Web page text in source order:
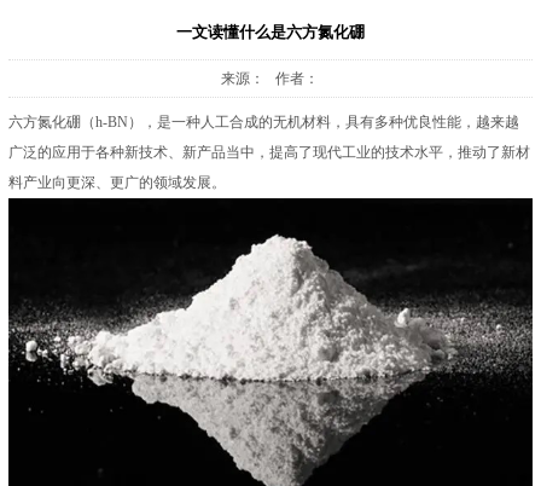
一文读懂什么是六方氮化硼
来源： 作者：
六方氮化硼（h-BN），是一种人工合成的无机材料，具有多种优良性能，越来越
广泛的应用于各种新技术、新产品当中，提高了现代工业的技术水平，推动了新材
料产业向更深、更广的领域发展。